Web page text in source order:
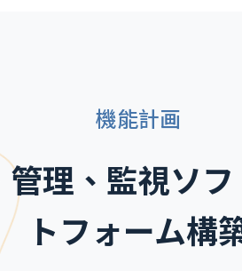
機能計画
理、監視ソ
トフォーム構